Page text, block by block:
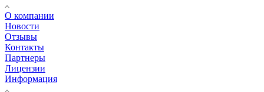
О компании
Новости
Отзывы
Контакты
Партнеры
Лицензии
Информация